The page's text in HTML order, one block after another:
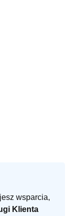
wsparcia,
Klienta